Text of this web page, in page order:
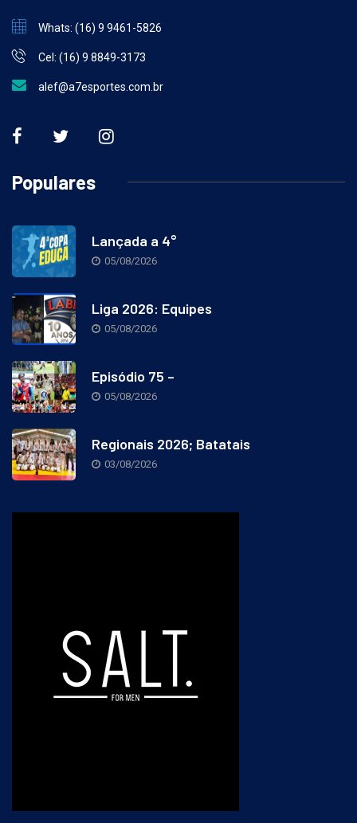
Whats: (16) 9 9461-5826
Cel: (16) 9 8849-3173
alef@a7esportes.com.br
Populares
Lançada a 4°
05/08/2026
Liga 2026: Equipes
05/08/2026
Episódio 75 –
05/08/2026
Regionais 2026; Batatais
03/08/2026